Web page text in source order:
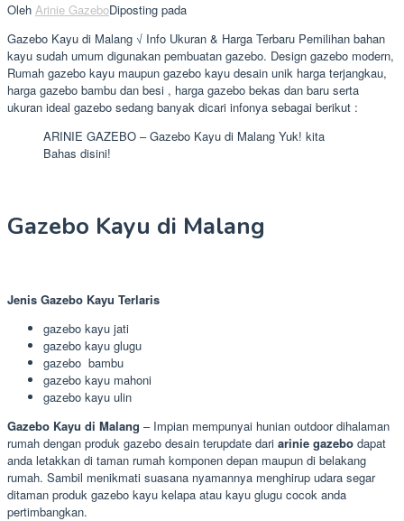
Oleh Arinie GazeboDiposting pada
Gazebo Kayu di Malang √ Info Ukuran & Harga Terbaru Pemilihan bahan
kayu sudah umum digunakan pembuatan gazebo. Design gazebo modern,
Rumah gazebo kayu maupun gazebo kayu desain unik harga terjangkau,
harga gazebo bambu dan besi , harga gazebo bekas dan baru serta
ukuran ideal gazebo sedang banyak dicari infonya sebagai berikut :
ARINIE GAZEBO – Gazebo Kayu di Malang Yuk! kita
Bahas disini!
Gazebo Kayu di Malang
Jenis Gazebo Kayu Terlaris
gazebo kayu jati
gazebo kayu glugu
gazebo bambu
gazebo kayu mahoni
gazebo kayu ulin
Gazebo Kayu di Malang – Impian mempunyai hunian outdoor dihalaman
rumah dengan produk gazebo desain terupdate dari arinie gazebo dapat
anda letakkan di taman rumah komponen depan maupun di belakang
rumah. Sambil menikmati suasana nyamannya menghirup udara segar
ditaman produk gazebo kayu kelapa atau kayu glugu cocok anda
pertimbangkan.